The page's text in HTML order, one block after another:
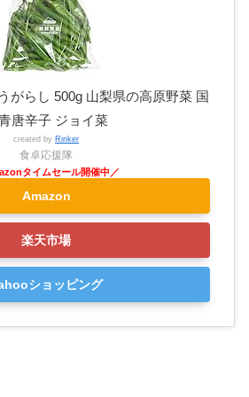
がらし 500g 山梨県の高原野菜 国
唐辛子 ジョイ菜
created by Rinker
食卓応援隊
Amazon
楽天市場
ショッピング